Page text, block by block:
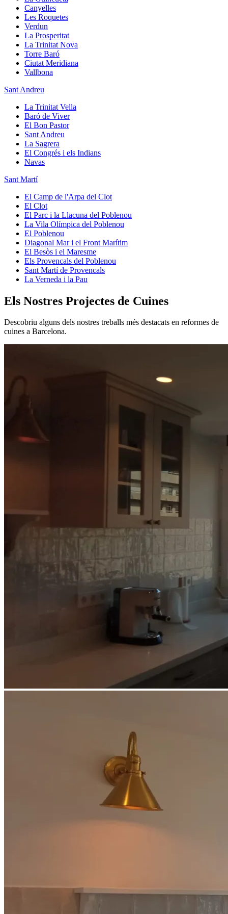
Canyelles
Les Roquetes
Verdun
La Prosperitat
La Trinitat Nova
Torre Baró
Ciutat Meridiana
Vallbona
Sant Andreu
La Trinitat Vella
Baró de Viver
El Bon Pastor
Sant Andreu
La Sagrera
El Congrés i els Indians
Navas
Sant Martí
El Camp de l'Arpa del Clot
El Clot
El Parc i la Llacuna del Poblenou
La Vila Olímpica del Poblenou
El Poblenou
Diagonal Mar i el Front Marítim
El Besòs i el Maresme
Els Provencals del Poblenou
Sant Martí de Provencals
La Verneda i la Pau
Els Nostres Projectes de Cuines
Descobriu alguns dels nostres treballs més destacats en reformes de
cuines a Barcelona.